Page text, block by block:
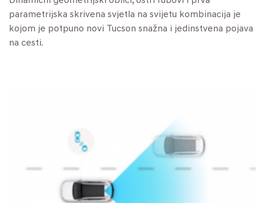
parametrijska skrivena svjetla na svijetu kombinacija je
kojom je potpuno novi Tucson snažna i jedinstvena pojava
na cesti.